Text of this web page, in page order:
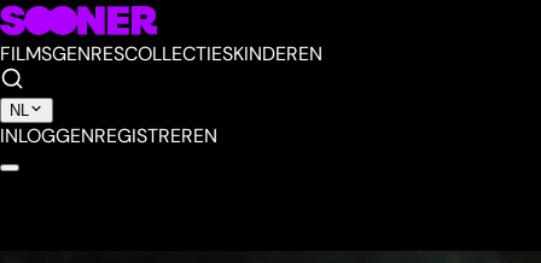
FILMSGENRESCOLLECTIESKINDEREN
NL
INLOGGENREGISTREREN